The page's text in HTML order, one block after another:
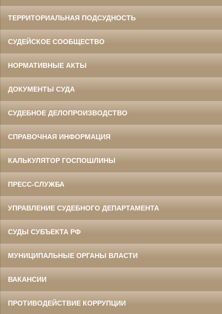
ТЕРРИТОРИАЛЬНАЯ ПОДСУДНОСТЬ
СУДЕЙСКОЕ СООБЩЕСТВО
НОРМАТИВНЫЕ АКТЫ
ДОКУМЕНТЫ СУДА
СУДЕБНОЕ ДЕЛОПРОИЗВОДСТВО
СПРАВОЧНАЯ ИНФОРМАЦИЯ
КАЛЬКУЛЯТОР ГОСПОШЛИНЫ
ПРЕСС-СЛУЖБА
УПРАВЛЕНИЕ СУДЕБНОГО ДЕПАРТАМЕНТА
СУДЫ СУБЪЕКТА РФ
МУНИЦИПАЛЬНЫЕ ОРГАНЫ ВЛАСТИ
ВАКАНСИИ
ПРОТИВОДЕЙСТВИЕ КОРРУПЦИИ